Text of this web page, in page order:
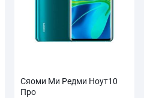
Сяоми Ми Редми Ноут10
Про